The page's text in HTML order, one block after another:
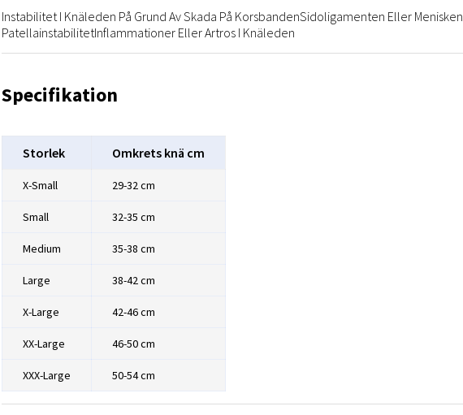
Instabilitet I Knäleden På Grund Av Skada På KorsbandenSidoligamenten Eller Menisken
PatellainstabilitetInflammationer Eller Artros I Knäleden
Specifikation
Storlek Omkrets knä cm
X-Small 29-32 cm
Small 32-35 cm
Medium 35-38 cm
Large 38-42 cm
X-Large 42-46 cm
XX-Large 46-50 cm
XXX-Large 50-54 cm